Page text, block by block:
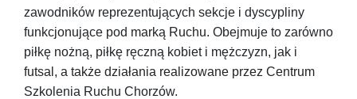
zawodników reprezentujących sekcje i dyscypliny
funkcjonujące pod marką Ruchu. Obejmuje to zarówno
piłkę nożną, piłkę ręczną kobiet i mężczyzn, jak i
futsal, a także działania realizowane przez Centrum
Szkolenia Ruchu Chorzów.